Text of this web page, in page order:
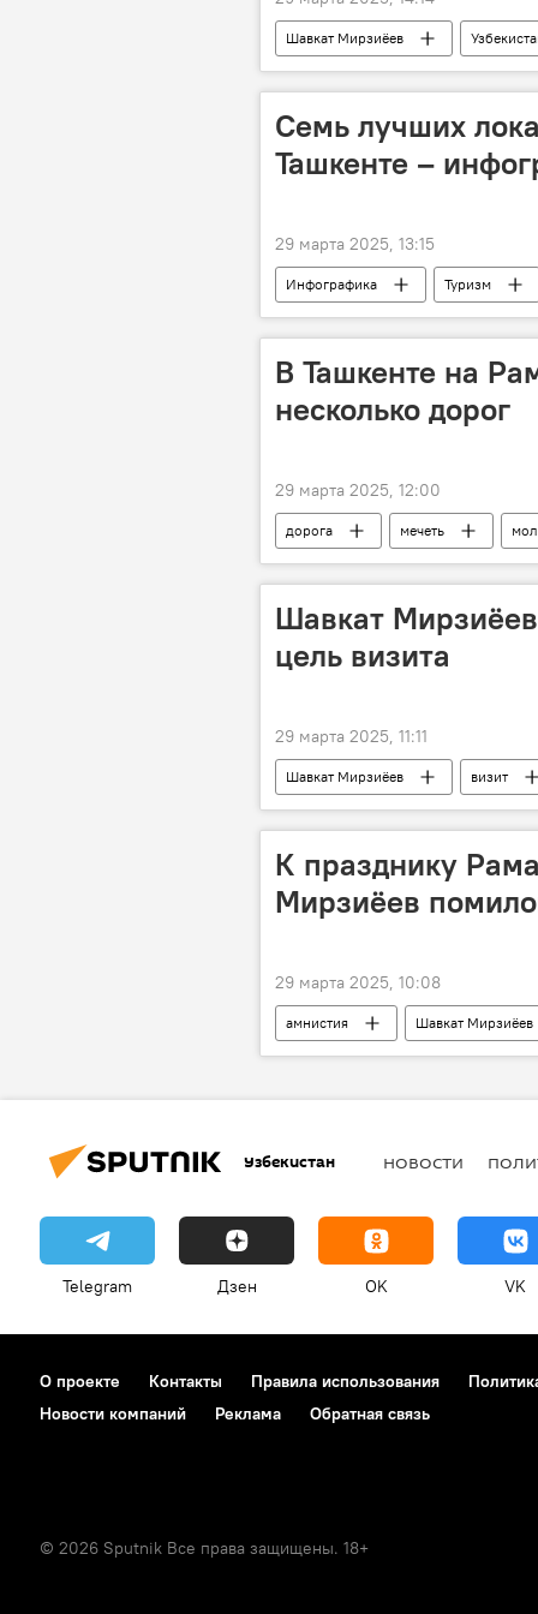
Шавкат Мирзиёев
Семь лучших
Ташкенте –
29 марта 2025, 13:15
Инфографика Туризм
Узбекистан
В Ташкенте на
несколько дорог
29 марта 2025, 12:00
дорога мечеть
праздник
Шавкат
цель визита
29 марта 2025, 11:11
Шавкат Мирзиёев визит
переговоры
К празднику
Мирзиёев
29 марта 2025, 10:08
амнистия Шавкат Мирзиёев
Узбекистан
Узбекистан НОВОСТИ
Telegram Дзен OK VK
О проекте Контакты Правила использования
Новости компаний
Реклама Обратная связь
© 2026 Sputnik Все права защищены. 18+